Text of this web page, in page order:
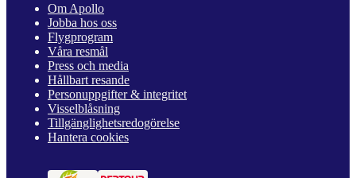
Om Apollo
Jobba hos oss
Flygprogram
Våra resmål
Press och media
Hållbart resande
Personuppgifter & integritet
Visselblåsning
Tillgänglighetsredogörelse
Hantera cookies